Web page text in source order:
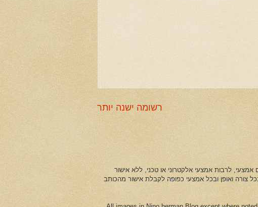
רשומה ישנה יותר
לרבות אמצעי אלקטרוני או טכני, ללא אישור
צורה ואופן ובכל אמצעי כפופה לקבלת אישור מהכותב